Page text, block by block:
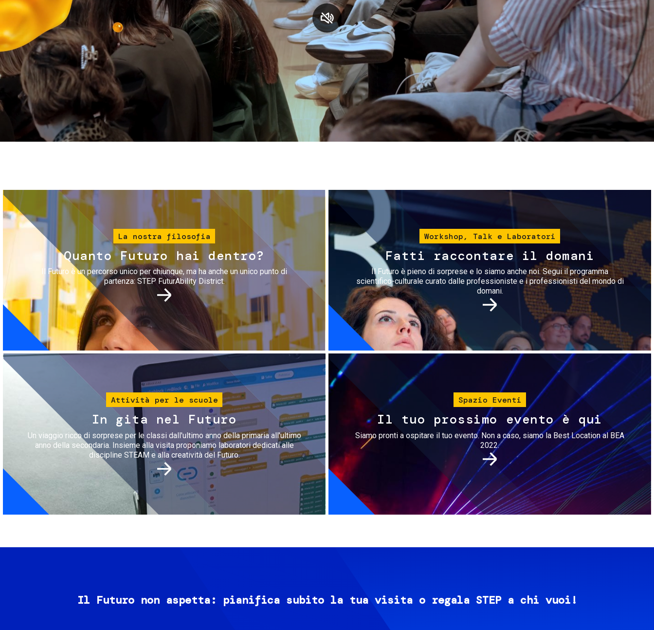
Servizi e accessibilità
Contatti
Biglietti
Immagine
La nostra filosofia
Quanto Futuro hai dentro?
Il Futuro è un percorso unico per chiunque, ma ha anche un unico punto di
partenza: STEP FuturAbility District.
Immagine
Workshop, Talk e Laboratori
Fatti raccontare il domani
Il Futuro è pieno di sorprese e lo siamo anche noi. Segui il programma
scientifico-culturale curato dalle professioniste e i professionisti del mondo di
domani.
Immagine
Attività per le scuole
In gita nel Futuro
Un viaggio ricco di sorprese per le classi dall'ultimo anno della primaria all'ultimo
anno della secondaria. Insieme alla visita proponiamo laboratori dedicati alle
discipline STEAM e alla creatività del Futuro.
Immagine
Spazio Eventi
Il tuo prossimo evento è qui
Siamo pronti a ospitare il tuo evento. Non a caso, siamo la Best Location al BEA
2022.
Il Futuro non aspetta: pianifica subito la tua visita o regala STEP a chi vuoi!